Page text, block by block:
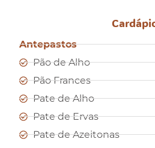
Antepastos
Pão de Alho
Pão Frances
Pate de Alho
Pate de Ervas
Pate de Azeitonas